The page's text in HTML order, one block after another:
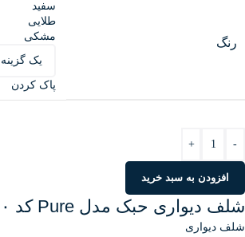
رنگ
سفید
طلایی
مشکی
پاک کردن
-
+
افزودن به سبد خرید
شلف دیواری حبک مدل Pure کد SH۱۰۴۰
شلف دیواری